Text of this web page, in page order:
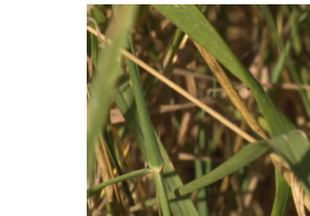
08 août 2026Consulter l'article
Marathon de
ce week-end: “Une